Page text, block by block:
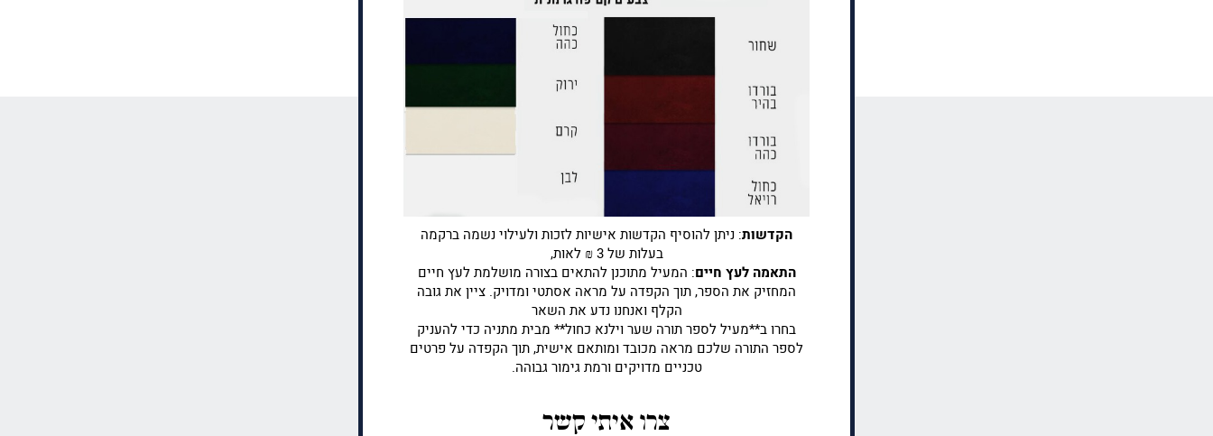
הקדשות: ניתן להוסיף הקדשות אישיות לזכות ולעילוי נשמה ברקמה
בעלות של 3 ₪ לאות,
התאמה לעץ חיים: המעיל מתוכנן להתאים בצורה מושלמת לעץ חיים
המחזיק את הספר, תוך הקפדה על מראה אסתטי ומדויק. ציין את גובה
הקלף ואנחנו נדע את השאר
בחרו ב**מעיל לספר תורה שער וילנא כחול** מבית מתניה כדי להעניק
לספר התורה שלכם מראה מכובד ומותאם אישית, תוך הקפדה על פרטים
טכניים מדויקים ורמת גימור גבוהה.
צרו איתי קשר